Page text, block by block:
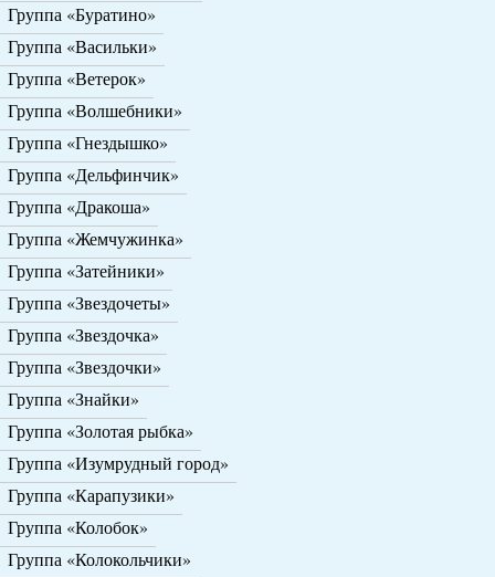
Группа «Буратино»
Группа «Васильки»
Группа «Ветерок»
Группа «Волшебники»
Группа «Гнездышко»
Группа «Дельфинчик»
Группа «Дракоша»
Группа «Жемчужинка»
Группа «Затейники»
Группа «Звездочеты»
Группа «Звездочка»
Группа «Звездочки»
Группа «Знайки»
Группа «Золотая рыбка»
Группа «Изумрудный город»
Группа «Карапузики»
Группа «Колобок»
Группа «Колокольчики»